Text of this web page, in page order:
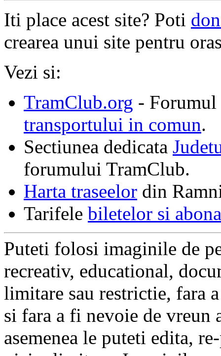
Iti place acest site? Poti
crearea unui site pentru
Vezi si:
TramClub.org -
transportului in comun.
Sectiunea dedicata
forumului TramClub.
Harta traseelor din
Tarifele biletelor si
Puteti folosi imaginile de
recreativ, educational,
limitare sau restrictie, fara
si fara a fi nevoie de vreun
asemenea le puteti edita,